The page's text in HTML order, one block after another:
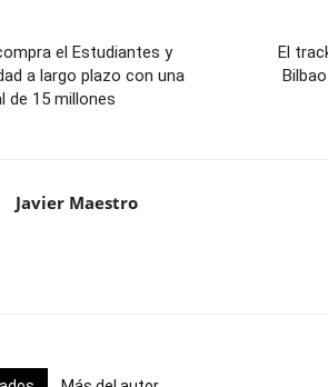
el Estudiantes y
a largo plazo con una
de 15 millones
El
Javier Maestro